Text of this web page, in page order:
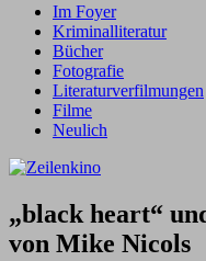
Im Foyer
Kriminalliteratur
Bücher
Fotografie
Literaturverfilmungen
Filme
Neulich
„black heart“
von Mike Nicols